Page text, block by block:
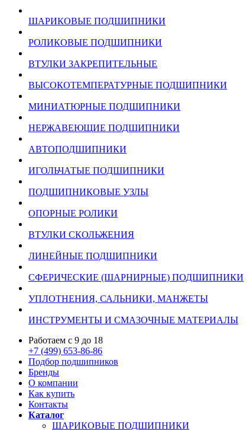
ШАРИКОВЫЕ ПОДШИПНИКИ
РОЛИКОВЫЕ ПОДШИПНИКИ
ВТУЛКИ ЗАКРЕПИТЕЛЬНЫЕ
ВЫСОКОТЕМПЕРАТУРНЫЕ ПОДШИПНИКИ
МИНИАТЮРНЫЕ ПОДШИПНИКИ
НЕРЖАВЕЮЩИЕ ПОДШИПНИКИ
АВТОПОДШИПНИКИ
ИГОЛЬЧАТЫЕ ПОДШИПНИКИ
ПОДШИПНИКОВЫЕ УЗЛЫ
ОПОРНЫЕ РОЛИКИ
ВТУЛКИ СКОЛЬЖЕНИЯ
ЛИНЕЙНЫЕ ПОДШИПНИКИ
СФЕРИЧЕСКИЕ (ШАРНИРНЫЕ) ПОДШИПНИКИ
УПЛОТНЕНИЯ, САЛЬНИКИ, МАНЖЕТЫ
ИНСТРУМЕНТЫ И СМАЗОЧНЫЕ МАТЕРИАЛЫ
Работаем с 9 до 18
+7 (499) 653-86-86
Подбор подшипников
Бренды
О компании
Как купить
Контакты
Каталог
ШАРИКОВЫЕ ПОДШИПНИКИ